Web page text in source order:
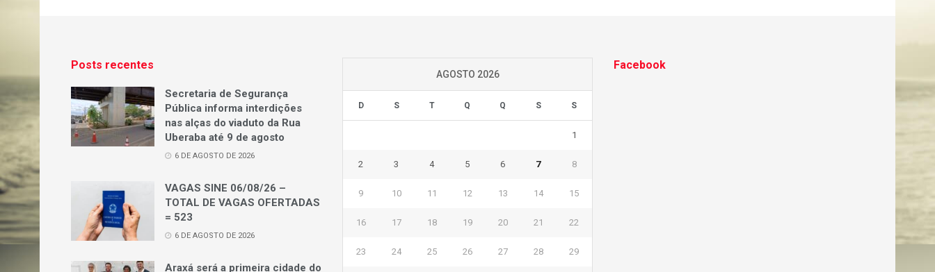
Posts recentes
Secretaria de Segurança
Pública informa interdições
nas alças do viaduto da Rua
Uberaba até 9 de agosto
6 DE AGOSTO DE 2026
VAGAS SINE 06/08/26 –
TOTAL DE VAGAS OFERTADAS
= 523
6 DE AGOSTO DE 2026
Araxá será a primeira cidade do
AGOSTO 2026
D S T Q Q S S
1
2 3 4 5 6 7 8
9 10 11 12 13 14 15
16 17 18 19 20 21 22
23 24 25 26 27 28 29
Facebook